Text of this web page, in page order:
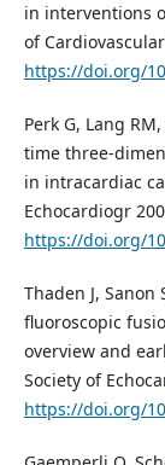
in interventions
of
https://doi.org/
Perk G, Lang
time three-
in intracardiac
Echocardiogr
https://doi.org/
Thaden J, Sanon
fluoroscopic
overview and
Society of
https://doi.org/